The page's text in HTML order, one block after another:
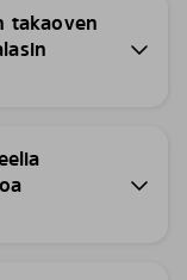
takaoven